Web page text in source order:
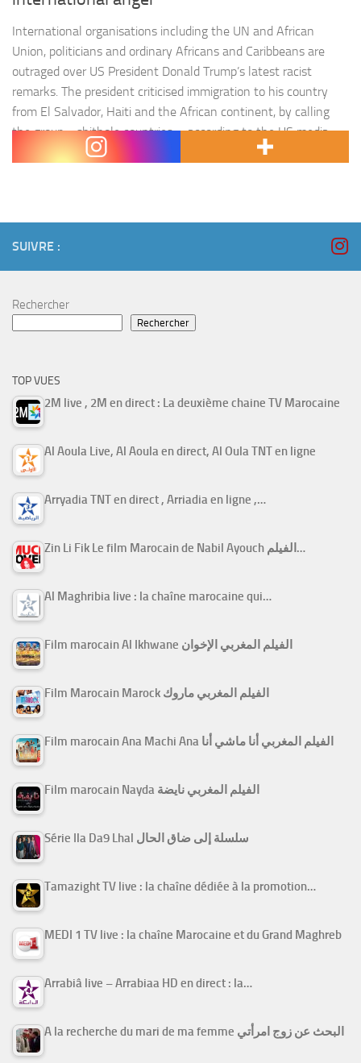
International organisations including the UN and African
Union, politicians and ordinary Africans and Caribbeans are
outraged over US President Donald Trump’s latest racist
remarks. The president criticised immigration to his country
from El Salvador, Haiti and the African continent, by calling
the group « shithole countries », according to the US media.
« Why are we having all…
SUIVRE :
Rechercher
Rechercher
TOP VUES
2M live , 2M en direct : La deuxième chaine TV Marocaine
Al Aoula Live, Al Aoula en direct, Al Oula TNT en ligne
Arryadia TNT en direct , Arriadia en ligne ,…
Zin Li Fik Le film Marocain de Nabil Ayouch الفيلم…
Al Maghribia live : la chaîne marocaine qui…
Film marocain Al Ikhwane الفيلم المغربي الإخوان
Film Marocain Marock الفيلم المغربي ماروك
Film marocain Ana Machi Ana الفيلم المغربي أنا ماشي أنا
Film marocain Nayda الفيلم المغربي نايضة
Série Ila Da9 Lhal سلسلة إلى ضاق الحال
Tamazight TV live : la chaîne dédiée à la promotion…
MEDI 1 TV live : la chaîne Marocaine et du Grand Maghreb
Arrabiâ live – Arrabiaa HD en direct : la…
A la recherche du mari de ma femme البحث عن زوج امرأتي